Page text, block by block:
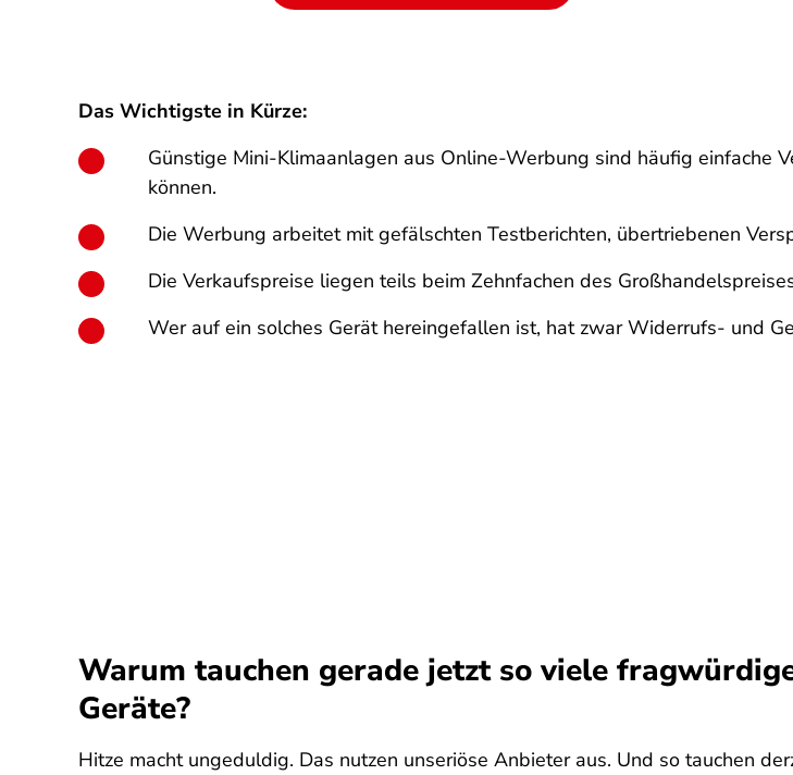
Das Wichtigste in Kürze:
Günstige Mini-Klimaanlagen aus Online-Werbung sind häufig einfache
können.
Die Werbung arbeitet mit gefälschten Testberichten, übertriebenen
Die Verkaufspreise liegen teils beim Zehnfachen des
Wer auf ein solches Gerät hereingefallen ist, hat zwar Widerrufs- und
Warum tauchen gerade jetzt so viele
Geräte?
Hitze macht ungeduldig. Das nutzen unseriöse Anbieter aus. Und so tauchen